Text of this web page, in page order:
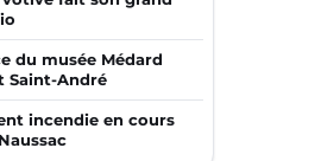
du musée Médard
Saint-André
incendie en cours